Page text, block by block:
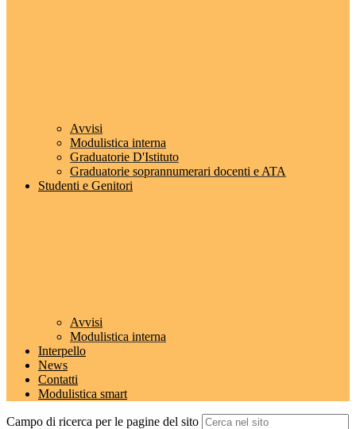
Avvisi
Modulistica interna
Graduatorie D'Istituto
Graduatorie soprannumerari docenti e ATA
Studenti e Genitori
Avvisi
Modulistica interna
Interpello
News
Contatti
Modulistica smart
Campo di ricerca per le pagine del sito